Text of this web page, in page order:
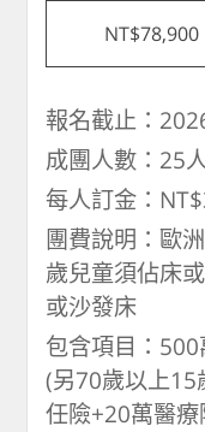
NT$78,900
報名截止：
成團人數：25
每人訂金：
團費說明：歐
歲兒童須佔床
或沙發床
包含項目：
(另70歲以上15
任險+20萬醫